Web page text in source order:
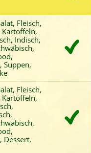
Mindestbestellwert
Liefergebühr
Griechisch
Indisch
Mexikanisch
Schwäbisch
Thailändisch
Fleisch,
Kartoffeln,
Indisch,
Suppen,
Fleisch,
Kartoffeln,
Dessert,